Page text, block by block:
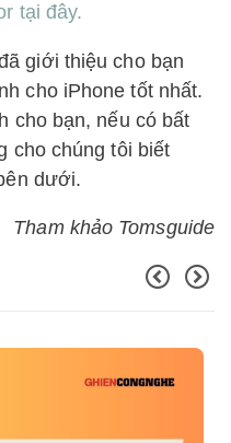
tại đây.
giới thiệu cho bạn
cho iPhone tốt nhất.
cho bạn, nếu có bất
cho chúng tôi biết
dưới.
Tham khảo Tomsguide